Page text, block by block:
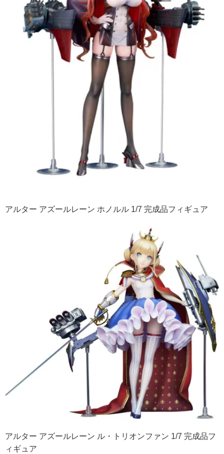
アルター アズールレーン ホノルル 1/7 完成品フィギュア
アルター アズールレーン ル・トリオンファン 1/7 完成品フ
ィギュア